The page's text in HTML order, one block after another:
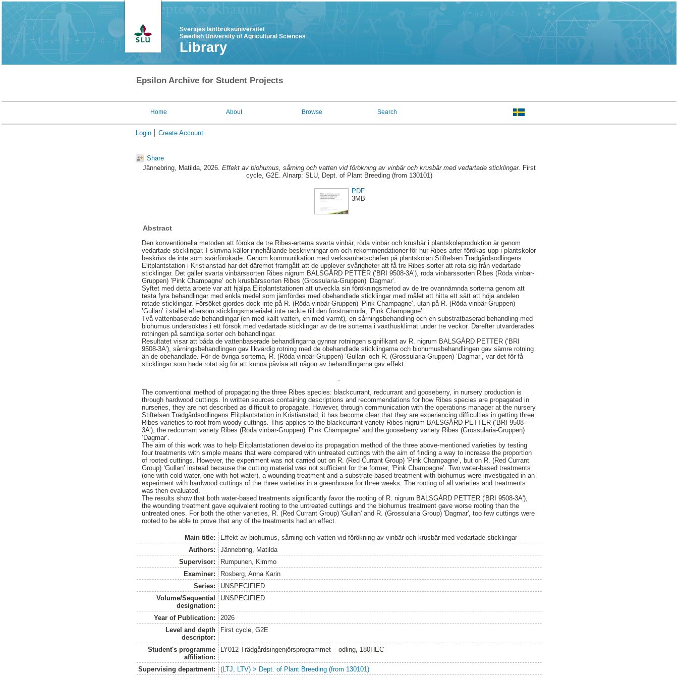
Sveriges lantbruksuniversitet
Swedish University of Agricultural Sciences
Library
Epsilon Archive for Student Projects
Home About Browse Search
Login Create Account
Share
Jännebring, Matilda, 2026. Effekt av biohumus, sårning och vatten vid förökning av vinbär och krusbär med vedartade sticklingar. First
cycle, G2E. Alnarp: SLU, Dept. of Plant Breeding (from 130101)
PDF
3MB
Abstract
Den konventionella metoden att föröka de tre Ribes-arterna svarta vinbär, röda vinbär och krusbär i plantskoleproduktion är genom
vedartade sticklingar. I skrivna källor innehållande beskrivningar om och rekommendationer för hur Ribes-arter förökas upp i plantskolor
beskrivs de inte som svårförökade. Genom kommunikation med verksamhetschefen på plantskolan Stiftelsen Trädgårdsodlingens
Elitplantstation i Kristianstad har det däremot framgått att de upplever svårigheter att få tre Ribes-sorter att rota sig från vedartade
sticklingar. Det gäller svarta vinbärssorten Ribes nigrum BALSGÅRD PETTER (’BRI 9508-3A’), röda vinbärssorten Ribes (Röda vinbär-
Gruppen) ’Pink Champagne’ och krusbärssorten Ribes (Grossularia-Gruppen) ’Dagmar’.
Syftet med detta arbete var att hjälpa Elitplantstationen att utveckla sin förökningsmetod av de tre ovannämnda sorterna genom att
testa fyra behandlingar med enkla medel som jämfördes med obehandlade sticklingar med målet att hitta ett sätt att höja andelen
rotade sticklingar. Försöket gjordes dock inte på R. (Röda vinbär-Gruppen) ’Pink Champagne’, utan på R. (Röda vinbär-Gruppen)
’Gullan’ i stället eftersom sticklingsmaterialet inte räckte till den förstnämnda, ’Pink Champagne’.
Två vattenbaserade behandlingar (en med kallt vatten, en med varmt), en sårningsbehandling och en substratbaserad behandling med
biohumus undersöktes i ett försök med vedartade sticklingar av de tre sorterna i växthusklimat under tre veckor. Därefter utvärderades
rotningen på samtliga sorter och behandlingar.
Resultatet visar att båda de vattenbaserade behandlingarna gynnar rotningen signifikant av R. nigrum BALSGÅRD PETTER (’BRI
9508-3A’), sårningsbehandlingen gav likvärdig rotning med de obehandlade sticklingarna och biohumusbehandlingen gav sämre rotning
än de obehandlade. För de övriga sorterna, R. (Röda vinbär-Gruppen) ’Gullan’ och R. (Grossularia-Gruppen) ’Dagmar’, var det för få
sticklingar som hade rotat sig för att kunna påvisa att någon av behandlingarna gav effekt.
The conventional method of propagating the three Ribes species: blackcurrant, redcurrant and gooseberry, in nursery production is
through hardwood cuttings. In written sources containing descriptions and recommendations for how Ribes species are propagated in
nurseries, they are not described as difficult to propagate. However, through communication with the operations manager at the nursery
Stiftelsen Trädgårdsodlingens Elitplantstation in Kristianstad, it has become clear that they are experiencing difficulties in getting three
Ribes varieties to root from woody cuttings. This applies to the blackcurrant variety Ribes nigrum BALSGÅRD PETTER (‘BRI 9508-
3A’), the redcurrant variety Ribes (Röda vinbär-Gruppen) ’Pink Champagne’ and the gooseberry variety Ribes (Grossularia-Gruppen)
’Dagmar’.
The aim of this work was to help Elitplantstationen develop its propagation method of the three above-mentioned varieties by testing
four treatments with simple means that were compared with untreated cuttings with the aim of finding a way to increase the proportion
of rooted cuttings. However, the experiment was not carried out on R. (Red Currant Group) ’Pink Champagne’, but on R. (Red Currant
Group) ’Gullan’ instead because the cutting material was not sufficient for the former, ’Pink Champagne’. Two water-based treatments
(one with cold water, one with hot water), a wounding treatment and a substrate-based treatment with biohumus were investigated in an
experiment with hardwood cuttings of the three varieties in a greenhouse for three weeks. The rooting of all varieties and treatments
was then evaluated.
The results show that both water-based treatments significantly favor the rooting of R. nigrum BALSGÅRD PETTER ('BRI 9508-3A'),
the wounding treatment gave equivalent rooting to the untreated cuttings and the biohumus treatment gave worse rooting than the
untreated ones. For both the other varieties, R. (Red Currant Group) 'Gullan' and R. (Grossularia Group) 'Dagmar', too few cuttings were
rooted to be able to prove that any of the treatments had an effect.
Main title:
Effekt av biohumus, sårning och vatten vid förökning av vinbär och krusbär med vedartade sticklingar
Authors:
Jännebring, Matilda
Supervisor:
Rumpunen, Kimmo
Examiner:
Rosberg, Anna Karin
Series:
UNSPECIFIED
Volume/Sequential
designation:
UNSPECIFIED
Year of Publication:
2026
Level and depth
descriptor:
First cycle, G2E
Student's programme
affiliation:
LY012 Trädgårdsingenjörsprogrammet – odling, 180HEC
Supervising department:
(LTJ, LTV) > Dept. of Plant Breeding (from 130101)